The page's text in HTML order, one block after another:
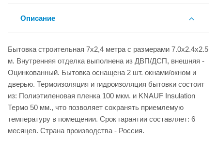
Описание
Бытовка строительная 7х2,4 метра с размерами 7.0x2.4x2.5
м. Внутренняя отделка выполнена из ДВП/ДСП, внешняя -
Оцинкованный. Бытовка оснащена 2 шт. окнами/окном и
дверью. Термоизоляция и гидроизоляция бытовки состоит
из: Полиэтиленовая пленка 100 мкм. и KNAUF Insulation
Термо 50 мм., что позволяет сохранять приемлемую
температуру в помещении. Срок гарантии составляет: 6
месяцев. Страна производства - Россия.